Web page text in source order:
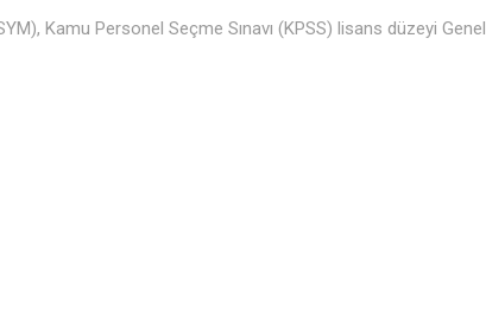
Kamu Personel Seçme Sınavı (KPSS) lisans düzeyi Genel